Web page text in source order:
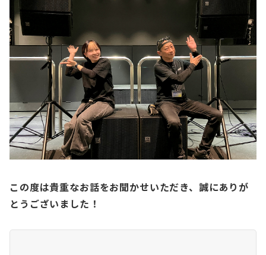
この度は貴重なお話をお聞かせいただき、誠にありが
とうございました！